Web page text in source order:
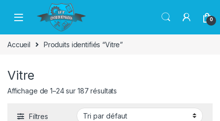
Passer à la navigation
Aller au contenu
0
Accueil Produits identifiés “Vitre”
Vitre
Affichage de 1–24 sur 187 résultats
Filtres